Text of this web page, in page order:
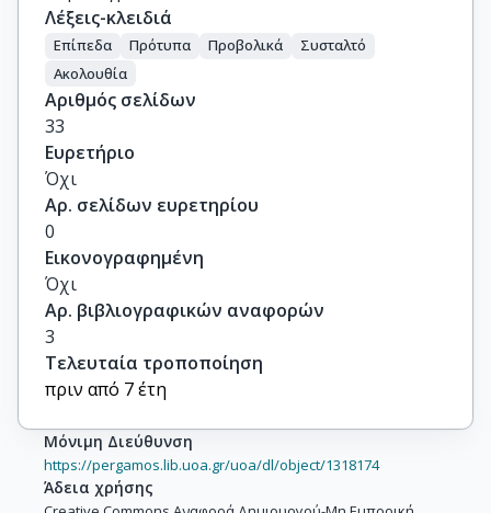
Λέξεις-κλειδιά
Επίπεδα Πρότυπα Προβολικά
Συσταλτό
Ακολουθία
Αριθμός σελίδων
33
Ευρετήριο
Όχι
Αρ. σελίδων ευρετηρίου
0
Εικονογραφημένη
Όχι
Αρ. βιβλιογραφικών αναφορών
3
Τελευταία τροποποίηση
πριν από 7 έτη
Μόνιμη Διεύθυνση
https://pergamos.lib.uoa.gr/uoa/dl/object/1318174
Άδεια χρήσης